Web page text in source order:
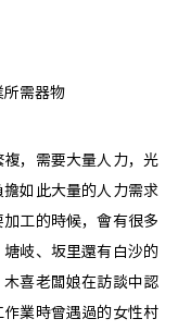
所需器物
，需要大量人力，光
如此大量的人力需求
工的時候，會有很多
岐、坂里還有白沙的
喜老闆娘在訪談中認
業時曾遇過的女性村